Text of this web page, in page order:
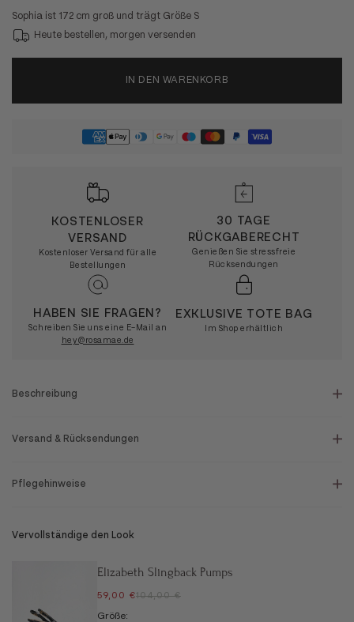
Sophia ist 172 cm groß und trägt Größe S
Heute bestellen, morgen versenden
IN DEN WARENKORB
KOSTENLOSER
VERSAND
Kostenloser Versand für alle
Bestellungen
30 TAGE
RÜCKGABERECHT
Genießen Sie stressfreie
Rücksendungen
HABEN SIE FRAGEN?
Schreiben Sie uns eine E-Mail an
hey@rosamae.de
EXKLUSIVE TOTE BAG
Im Shop erhältlich
Beschreibung
Versand & Rücksendungen
Pflegehinweise
Vervollständige den Look
Elizabeth Slingback Pumps
ANGEBOT
59,00 €REGULÄRER PREIS
104,00 €
Größe: